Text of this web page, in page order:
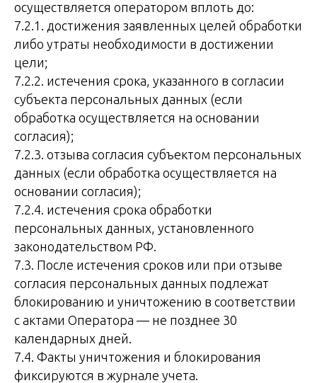
осуществляется оператором вплоть до:
7.2.1. достижения заявленных целей обработки
либо утраты необходимости в достижении
цели;
7.2.2. истечения срока, указанного в согласии
субъекта персональных данных (если
обработка осуществляется на основании
согласия);
7.2.3. отзыва согласия субъектом персональных
данных (если обработка осуществляется на
основании согласия);
7.2.4. истечения срока обработки
персональных данных, установленного
законодательством РФ.
7.3. После истечения сроков или при отзыве
согласия персональных данных подлежат
блокированию и уничтожению в соответствии
с актами Оператора — не позднее 30
календарных дней.
7.4. Факты уничтожения и блокирования
фиксируются в журнале учета.